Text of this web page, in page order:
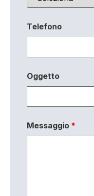
Telefono
Oggetto
Messaggio *